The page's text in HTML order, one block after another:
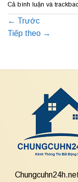
Cả bình luận và
← Trước
Tiếp theo →